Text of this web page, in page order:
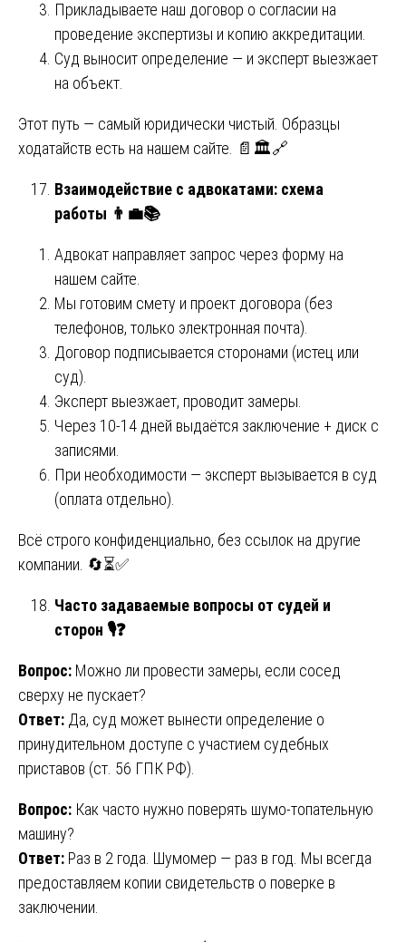
Прикладываете наш договор о согласии на
проведение экспертизы и копию аккредитации.
Суд выносит определение — и эксперт выезжает
на объект.
Этот путь — самый юридически чистый. Образцы
ходатайств есть на нашем сайте. 📄🏛️🔗
Взаимодействие с адвокатами: схема
работы 👨‍💼📚
Адвокат направляет запрос через форму на
нашем сайте.
Мы готовим смету и проект договора (без
телефонов, только электронная почта).
Договор подписывается сторонами (истец или
суд).
Эксперт выезжает, проводит замеры.
Через 10-14 дней выдаётся заключение + диск с
записями.
При необходимости — эксперт вызывается в суд
(оплата отдельно).
Всё строго конфиденциально, без ссылок на другие
компании. 🔄⏳✅
Часто задаваемые вопросы от судей и
сторон 🎙️❓
Вопрос: Можно ли провести замеры, если сосед
сверху не пускает?
Ответ: Да, суд может вынести определение о
принудительном доступе с участием судебных
приставов (ст. 56 ГПК РФ).
Вопрос: Как часто нужно поверять шумо-топательную
машину?
Ответ: Раз в 2 года. Шумомер — раз в год. Мы всегда
предоставляем копии свидетельств о поверке в
заключении.